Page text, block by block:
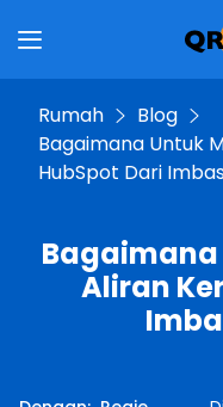
Rumah
Blog
Bagaimana Untuk
HubSpot Dari
Aliran